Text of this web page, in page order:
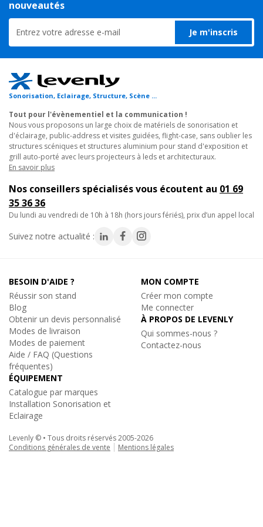
automatique et pistes son.
- Restauration et vérification du processus de chargement
intégrées.
- Interface multi-langues étendue (français, anglais, espagnol,
mandarin, japonais...).
- Solution éprouvée pour musées, sites touristiques, expositions
et parcs d'attractions.
Caractéristiques techniques :
- Type : base de rechargement et de mise à jour audioguides
- Emplacements : 10 audioguides AG-100
- Batteries chargées : 1600mAh NiMH
- Alimentation : AC 100-240V / DC 12V – 3,3A
- Temps de charge : 5 à 6 heures
- Interface : USB 1.1 / 2.0
- Dimensions (L x P x H) : 55 x 110 x 95mm
- Engagement pièces détachées : 3 ans(décret n°2014-
1482)
Boucle induction récepteur visite guidée
Remise
42€
Ajouter au panier
-9%
Rondson
AG-100, Audioguide
Remise
283€ TTC
Réf. 14478
Ajouter au panier
-7%
EM-201, Micro Casque pour Visite Guidée
Casque pour récepteur de Visite Guidée
En stock, livré sous quelques jours
nouveautés
Je m'inscris
Sonorisation, Eclairage, Structure, Scène ...
Tout pour l'évènementiel et la communication !
Nous vous proposons un large choix de matériels de sonorisation et
d'éclairage, public-address et visites guidées, flight-case, sans oublier les
structures scéniques et structures aluminium pour stand d'exposition et
grill auto-porté avec leurs projecteurs à leds et architecturaux.
En savoir plus
Nos conseillers spécialisés vous écoutent au 01 69
35 36 36
du lundi au vendredi de 10h à 18h (hors jours fériés), prix d’un appel local
Suivez notre actualité :
BESOIN D'AIDE ?
Réussir son stand
Blog
Obtenir un devis personnalisé
Modes de livraison
Modes de paiement
Aide / FAQ (Questions
fréquentes)
ÉQUIPEMENT
Catalogue par marques
Installation Sonorisation et
Eclairage
MON COMPTE
Créer mon compte
Me connecter
À PROPOS DE LEVENLY
Qui sommes-nous ?
Contactez-nous
Levenly © • Tous droits réservés 2005-2026
Conditions générales de vente
Mentions légales